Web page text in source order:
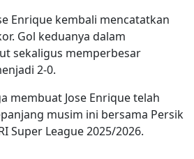
Enrique kembali mencatatkan
Gol keduanya dalam
sekaligus memperbesar
2-0.
membuat Jose Enrique telah
musim ini bersama Persik
Super League 2025/2026.